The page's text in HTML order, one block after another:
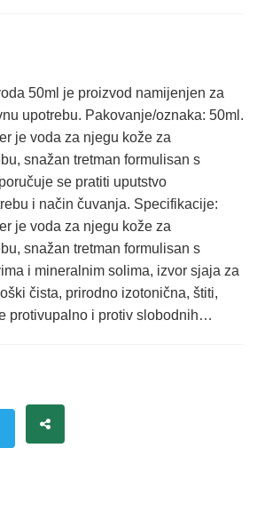
50ml je proizvod namijenjen za
upotrebu. Pakovanje/oznaka: 50ml.
je voda za njegu kože za
snažan tretman formulisan s
se pratiti uputstvo
i način čuvanja. Specifikacije:
je voda za njegu kože za
snažan tretman formulisan s
i mineralnim solima, izvor sjaja za
čista, prirodno izotonična, štiti,
protivupalno i protiv slobodnih…